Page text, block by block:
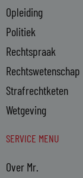
Opleiding
Politiek
Rechtspraak
Rechtswetenschap
Strafrechtketen
Wetgeving
SERVICE MENU
Over Mr.